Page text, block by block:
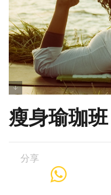
瘦身瑜珈班
分享